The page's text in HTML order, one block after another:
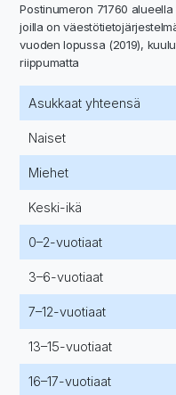
Postinumeron 71760
joilla on
vuoden lopussa (2019),
riippumatta
Asukkaat yhteensä
Naiset
Miehet
Keski-ikä
0–2-vuotiaat
3–6-vuotiaat
7–12-vuotiaat
13–15-vuotiaat
16–17-vuotiaat